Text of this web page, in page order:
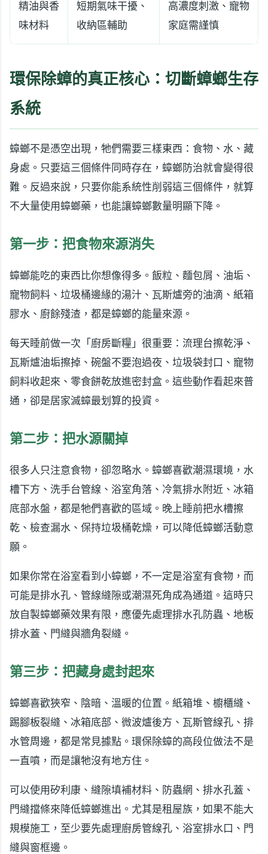
精油與香
味材料
短期氣味干擾、
收納區輔助
高濃度刺激、寵物
家庭需謹慎
環保除蟑的真正核心：切斷蟑螂生存
系統
蟑螂不是憑空出現，牠們需要三樣東西：食物、水、藏
身處。只要這三個條件同時存在，蟑螂防治就會變得很
難。反過來說，只要你能系統性削弱這三個條件，就算
不大量使用蟑螂藥，也能讓蟑螂數量明顯下降。
第一步：把食物來源消失
蟑螂能吃的東西比你想像得多。飯粒、麵包屑、油垢、
寵物飼料、垃圾桶邊緣的湯汁、瓦斯爐旁的油滴、紙箱
膠水、廚餘殘渣，都是蟑螂的能量來源。
每天睡前做一次「廚房斷糧」很重要：流理台擦乾淨、
瓦斯爐油垢擦掉、碗盤不要泡過夜、垃圾袋封口、寵物
飼料收起來、零食餅乾放進密封盒。這些動作看起來普
通，卻是居家滅蟑最划算的投資。
第二步：把水源關掉
很多人只注意食物，卻忽略水。蟑螂喜歡潮濕環境，水
槽下方、洗手台管線、浴室角落、冷氣排水附近、冰箱
底部水盤，都是牠們喜歡的區域。晚上睡前把水槽擦
乾、檢查漏水、保持垃圾桶乾燥，可以降低蟑螂活動意
願。
如果你常在浴室看到小蟑螂，不一定是浴室有食物，而
可能是排水孔、管線縫隙或潮濕死角成為通道。這時只
放自製蟑螂藥效果有限，應優先處理排水孔防蟲、地板
排水蓋、門縫與牆角裂縫。
第三步：把藏身處封起來
蟑螂喜歡狹窄、陰暗、溫暖的位置。紙箱堆、櫥櫃縫、
踢腳板裂縫、冰箱底部、微波爐後方、瓦斯管線孔、排
水管周邊，都是常見據點。環保除蟑的高段位做法不是
一直噴，而是讓牠沒有地方住。
可以使用矽利康、縫隙填補材料、防蟲網、排水孔蓋、
門縫擋條來降低蟑螂進出。尤其是租屋族，如果不能大
規模施工，至少要先處理廚房管線孔、浴室排水口、門
縫與窗框邊。